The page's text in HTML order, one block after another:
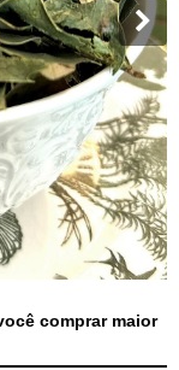
comprar maior